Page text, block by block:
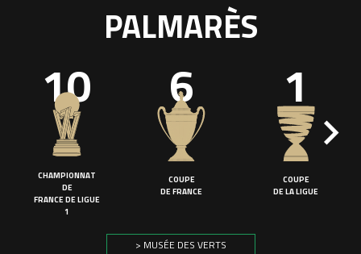
PALMARÈS
10
CHAMPIONNAT
DE
FRANCE DE LIGUE
1
6
COUPE
DE FRANCE
1
COUPE
DE LA LIGUE
> MUSÉE DES VERTS